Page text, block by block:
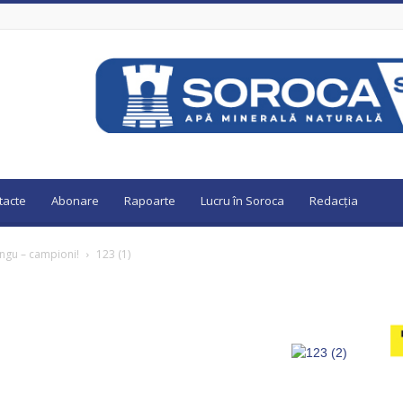
Abonare Rapoarte Lucru în Soroca Redacția
– campioni! 123 (1)